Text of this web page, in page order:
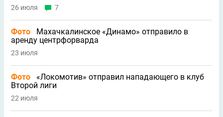
26 июля 7
Фото
Махачкалинское «Динамо» отправило в
аренду центрфорварда
23 июля
Фото
«Локомотив» отправил нападающего в клуб
Второй лиги
22 июля